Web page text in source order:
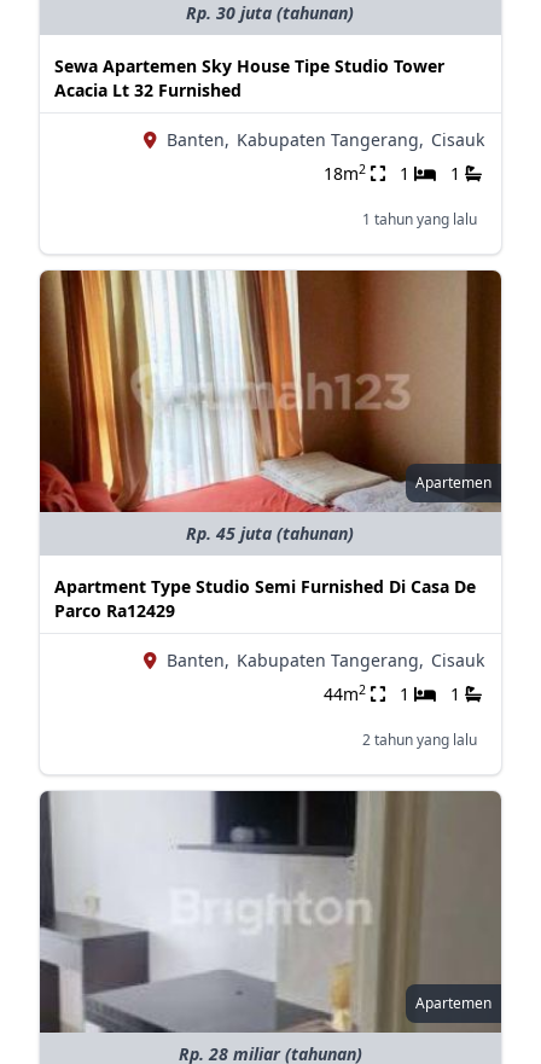
Rp. 30 juta (tahunan)
Sewa Apartemen Sky House Tipe Studio Tower
Acacia Lt 32 Furnished
Banten, Kabupaten Tangerang, Cisauk
18m2 1 1
1 tahun yang lalu
Apartemen
Rp. 45 juta (tahunan)
Apartment Type Studio Semi Furnished Di Casa De
Parco Ra12429
Banten, Kabupaten Tangerang, Cisauk
44m2 1 1
2 tahun yang lalu
Apartemen
Rp. 28 miliar (tahunan)